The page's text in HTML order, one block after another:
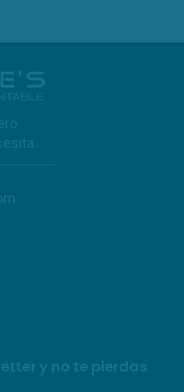
y no te pierdas